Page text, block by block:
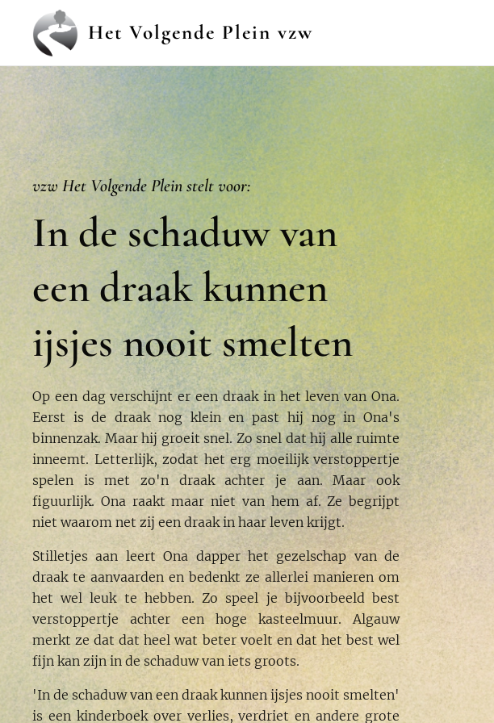
Het Volgende Plein vzw
vzw Het Volgende Plein stelt voor:
In de schaduw van
een draak kunnen
ijsjes nooit smelten
Op een dag verschijnt er een draak in het leven van Ona.
Eerst is de draak nog klein en past hij nog in Ona's
binnenzak. Maar hij groeit snel. Zo snel dat hij alle ruimte
inneemt. Letterlijk, zodat het erg moeilijk verstoppertje
spelen is met zo'n draak achter je aan. Maar ook
figuurlijk. Ona raakt maar niet van hem af. Ze begrijpt
niet waarom net zij een draak in haar leven krijgt.
Stilletjes aan leert Ona dapper het gezelschap van de
draak te aanvaarden en bedenkt ze allerlei manieren om
het wel leuk te hebben. Zo speel je bijvoorbeeld best
verstoppertje achter een hoge kasteelmuur. Algauw
merkt ze dat dat heel wat beter voelt en dat het best wel
fijn kan zijn in de schaduw van iets groots.
'In de schaduw van een draak kunnen ijsjes nooit smelten'
is een kinderboek over verlies, verdriet en andere grote